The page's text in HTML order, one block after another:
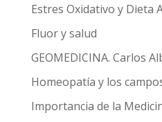
Estres Oxidativo y Dieta
Fluor y salud
GEOMEDICINA. Carlos
Homeopatía y los
Importancia de la